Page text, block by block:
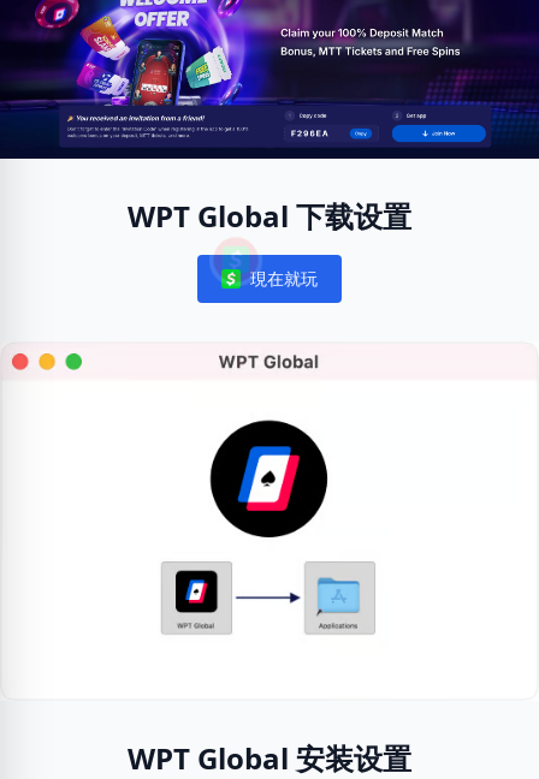
WPT Global 下载设置
Notifications
現在就玩
WPT Global 安装设置